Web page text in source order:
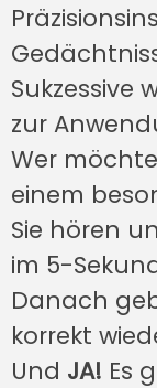
Sukzessive
zur
Wer
einem
Sie hören
im 5-
Danach
korrekt
Und JA! Es